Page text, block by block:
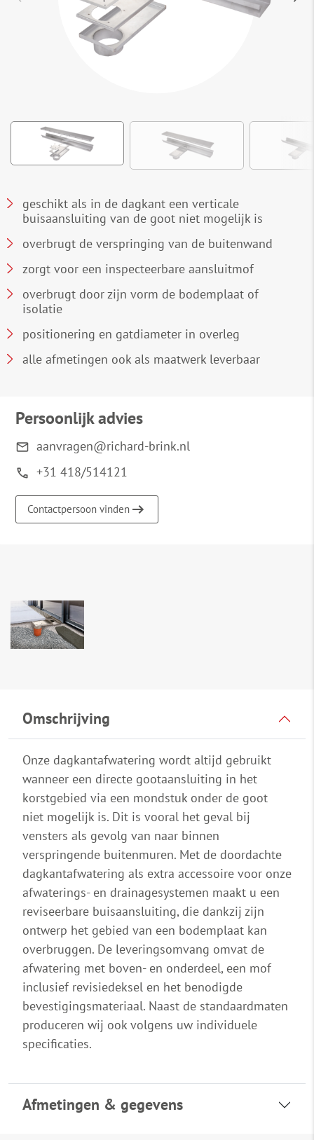
geschikt als in de dagkant een verticale
buisaansluiting van de goot niet mogelijk is
overbrugt de verspringing van de buitenwand
zorgt voor een inspecteerbare aansluitmof
overbrugt door zijn vorm de bodemplaat of
isolatie
positionering en gatdiameter in overleg
alle afmetingen ook als maatwerk leverbaar
Persoonlijk advies
aanvragen@richard-brink.nl
+31 418/514121
Contactpersoon vinden
Omschrijving
Onze dagkantafwatering wordt altijd gebruikt
wanneer een directe gootaansluiting in het
korstgebied via een mondstuk onder de goot
niet mogelijk is. Dit is vooral het geval bij
vensters als gevolg van naar binnen
verspringende buitenmuren. Met de doordachte
dagkantafwatering als extra accessoire voor onze
afwaterings- en drainagesystemen maakt u een
reviseerbare buisaansluiting, die dankzij zijn
ontwerp het gebied van een bodemplaat kan
overbruggen. De leveringsomvang omvat de
afwatering met boven- en onderdeel, een mof
inclusief revisiedeksel en het benodigde
bevestigingsmateriaal. Naast de standaardmaten
produceren wij ook volgens uw individuele
specificaties.
Afmetingen & gegevens